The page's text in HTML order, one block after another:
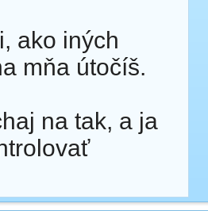
ako iných
mňa útočíš.
na tak, a ja